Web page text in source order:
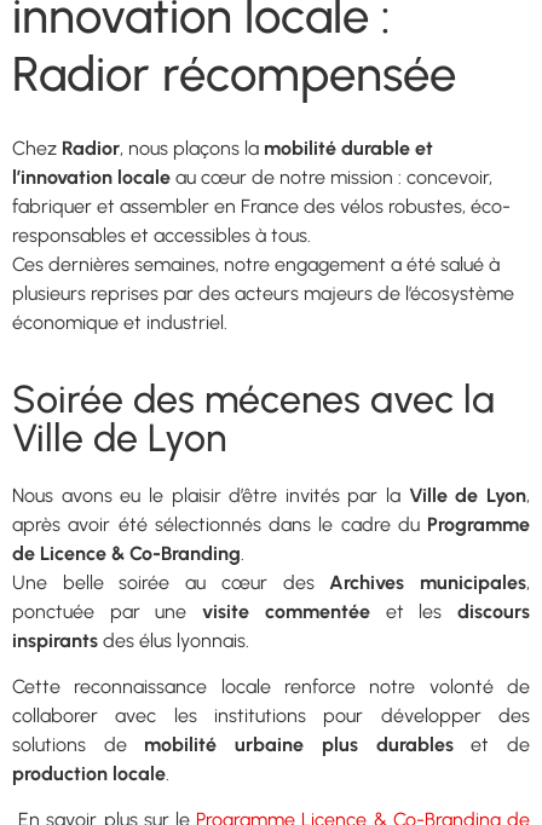
innovation locale :
Radior récompensée
Chez Radior, nous plaçons la mobilité durable et
l’innovation locale au cœur de notre mission : concevoir,
fabriquer et assembler en France des vélos robustes, éco-
responsables et accessibles à tous.
Ces dernières semaines, notre engagement a été salué à
plusieurs reprises par des acteurs majeurs de l’écosystème
économique et industriel.
Soirée des mécenes avec la
Ville de Lyon
Nous avons eu le plaisir d’être invités par la Ville de Lyon,
après avoir été sélectionnés dans le cadre du Programme
de Licence & Co-Branding
Une belle soirée au cœur des Archives municipales,
ponctuée par unevisite commentéeet lesdiscours
inspirants des élus lyonnais.
Cette reconnaissance locale renforce notre volonté de
collaborer avec les institutions pour développer des
solutions de mobilité urbaine plus durableset de
production locale.
En savoir plus sur le Programme Licence & Co-Branding de